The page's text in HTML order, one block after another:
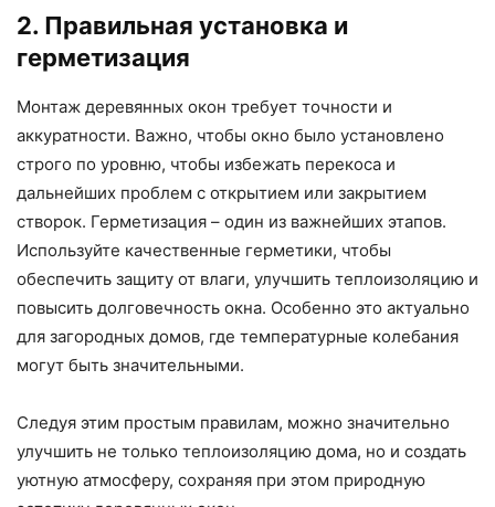
2. Правильная установка и
герметизация
Монтаж деревянных окон требует точности и
аккуратности. Важно, чтобы окно было установлено
строго по уровню, чтобы избежать перекоса и
дальнейших проблем с открытием или закрытием
створок. Герметизация – один из важнейших этапов.
Используйте качественные герметики, чтобы
обеспечить защиту от влаги, улучшить теплоизоляцию и
повысить долговечность окна. Особенно это актуально
для загородных домов, где температурные колебания
могут быть значительными.
Следуя этим простым правилам, можно значительно
улучшить не только теплоизоляцию дома, но и создать
уютную атмосферу, сохраняя при этом природную